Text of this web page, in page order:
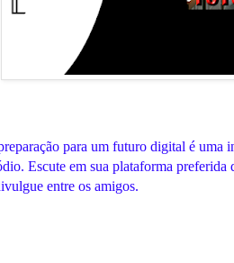
para um futuro digital é uma
Escute em sua plataforma
entre os amigos.